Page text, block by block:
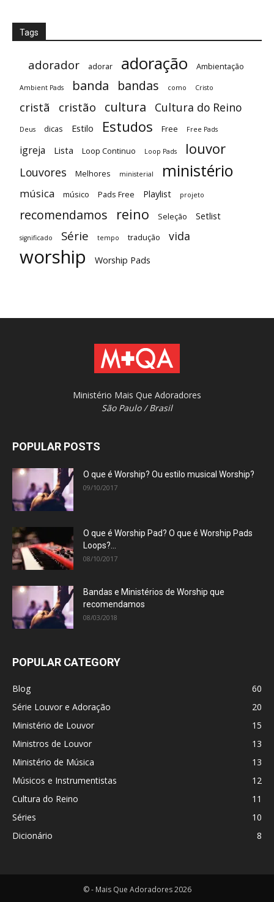
Tags
adorador adorar adoração Ambientação
Ambient Pads banda bandas como Cristo
cristã cristão cultura Cultura do Reino
Deus dicas Estilo Estudos Free Free Pads
igreja Lista Loop Continuo Loop Pads louvor
Louvores Melhores ministerial ministério
música músico Pads Free Playlist projeto
recomendamos reino Seleção Setlist
significado Série tempo tradução vida
worship Worship Pads
Ministério Mais Que Adoradores
São Paulo / Brasil
POPULAR POSTS
O que é Worship? Ou estilo musical Worship?
09/10/2017
O que é Worship Pad? O que é Worship Pads
Loops?...
08/10/2017
Bandas e Ministérios de Worship que
recomendamos
08/03/2018
POPULAR CATEGORY
Blog
60
Série Louvor e Adoração
20
Ministério de Louvor
15
Ministros de Louvor
13
Ministério de Música
13
Músicos e Instrumentistas
12
Cultura do Reino
11
Séries
10
Dicionário
8
© - Mais Que Adoradores 2026